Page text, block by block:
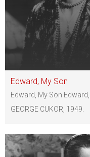
Edward, My Son
Edward, My Son
GEORGE CUKOR, 1949.